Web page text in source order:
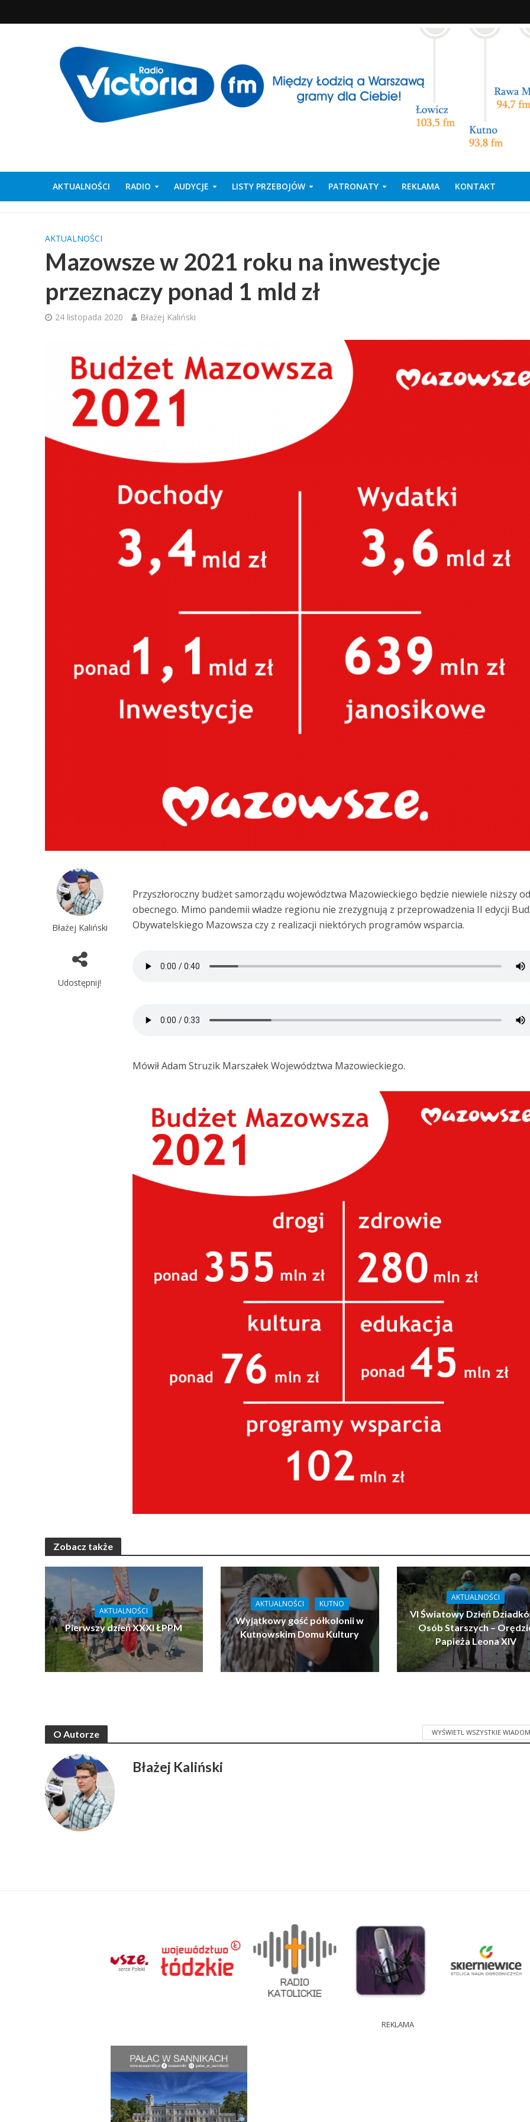
AKTUALNOŚCI RADIO AUDYCJE LISTY PRZEBOJÓW PATRONATY REKLAMA KONTAKT
AKTUALNOŚCI
Mazowsze w 2021 roku na inwestycje
przeznaczy ponad 1 mld zł
24 listopada 2020 Błażej Kaliński
Błażej Kaliński
Udostępnij!
Przyszłoroczny budżet samorządu województwa Mazowieckiego będzie niewiele niższy
obecnego. Mimo pandemii władze regionu nie zrezygnują z przeprowadzenia II edycji
Obywatelskiego Mazowsza czy z realizacji niektórych programów wsparcia.
Mówił Adam Struzik Marszałek Województwa Mazowieckiego.
Zobacz także
AKTUALNOŚCI
Pierwszy dzień XXXI ŁPPM
AKTUALNOŚCI KUTNO
Wyjątkowy gość półkolonii w
Kutnowskim Domu Kultury
AKTUALNOŚCI
VI Światowy Dzień
Osób Starszych –
Papieża Leona XIV
O Autorze WYŚWIETL WSZYSTKIE
Błażej Kaliński
REKLAMA